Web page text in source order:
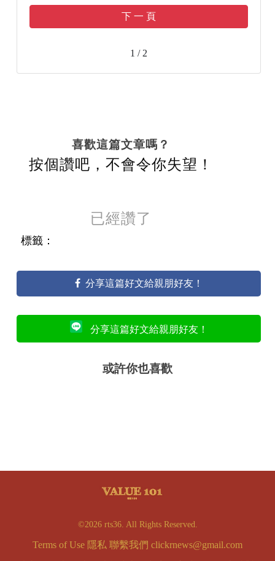
下 一 頁
1 / 2
喜歡這篇文章嗎？
按個讚吧，不會令你失望！
已經讚了
標籤：
分享這篇好文給親朋好友！
分享這篇好文給親朋好友！
或許你也喜歡
©2026 rts36. All Rights Reserved.
Terms of Use 隱私 聯繫我們 clickrnews@gmail.com